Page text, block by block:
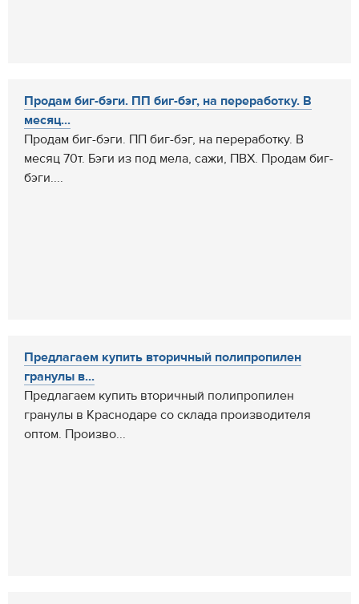
Продам биг-бэги. ПП биг-бэг, на переработку. В
месяц...
Продам биг-бэги. ПП биг-бэг, на переработку. В
месяц 70т. Бэги из под мела, сажи, ПВХ. Продам биг-
бэги....
Предлагаем купить вторичный полипропилен
гранулы в...
Предлагаем купить вторичный полипропилен
гранулы в Краснодаре со склада производителя
оптом. Произво...